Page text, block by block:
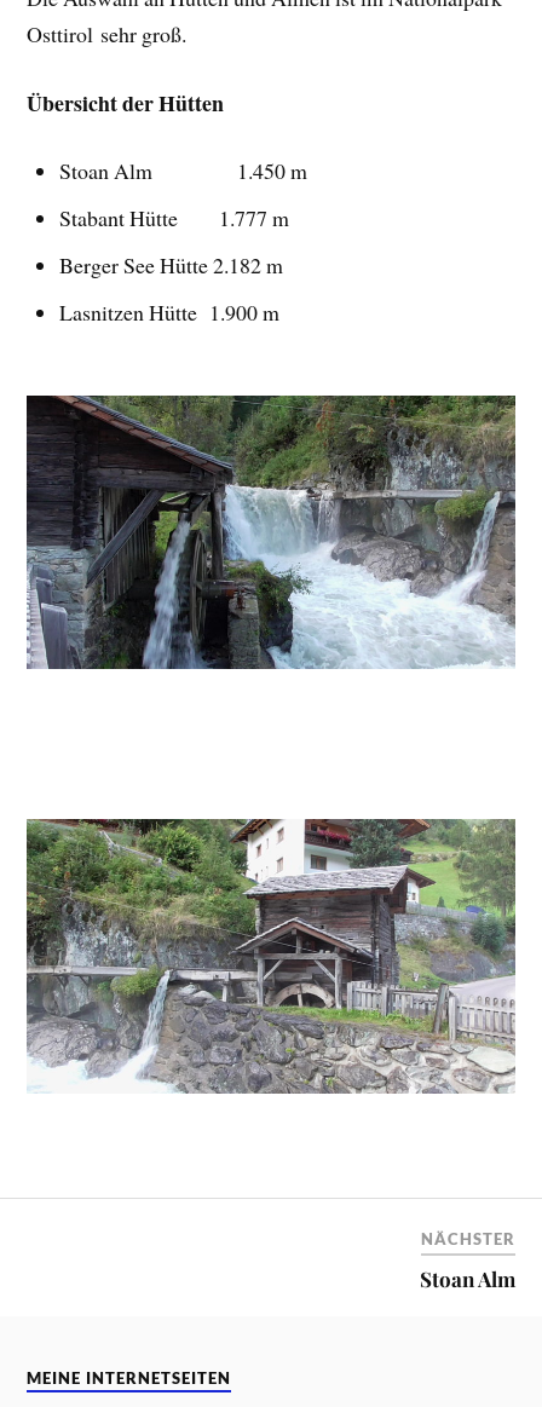
Osttirol sehr groß.
Übersicht der Hütten
Stoan Alm 1.450 m
Stabant Hütte 1.777 m
Berger See Hütte 2.182 m
Lasnitzen Hütte 1.900 m
NÄCHSTER
Stoan Alm
MEINE INTERNETSEITEN